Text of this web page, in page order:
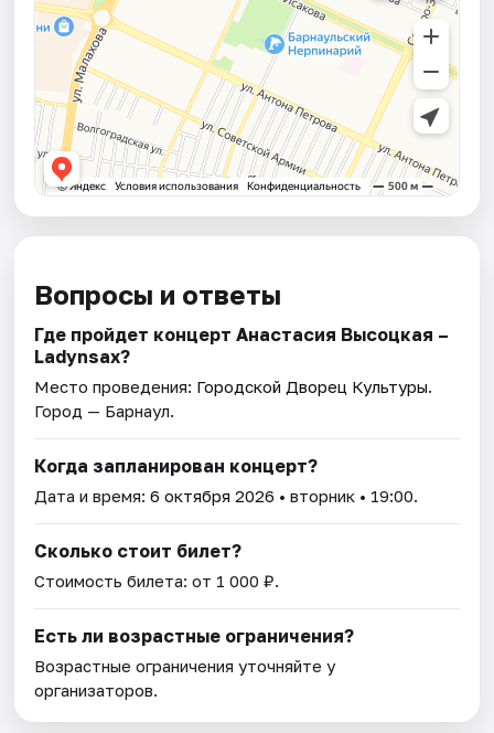
Вопросы и ответы
Где пройдет концерт Анастасия Высоцкая –
Ladynsax?
Место проведения: Городской Дворец Культуры.
Город — Барнаул.
Когда запланирован концерт?
Дата и время:6 октября 2026 • вторник • 19:00.
Сколько стоит билет?
Стоимость билета: от 1 000 ₽.
Есть ли возрастные ограничения?
Возрастные ограничения уточняйте у
организаторов.